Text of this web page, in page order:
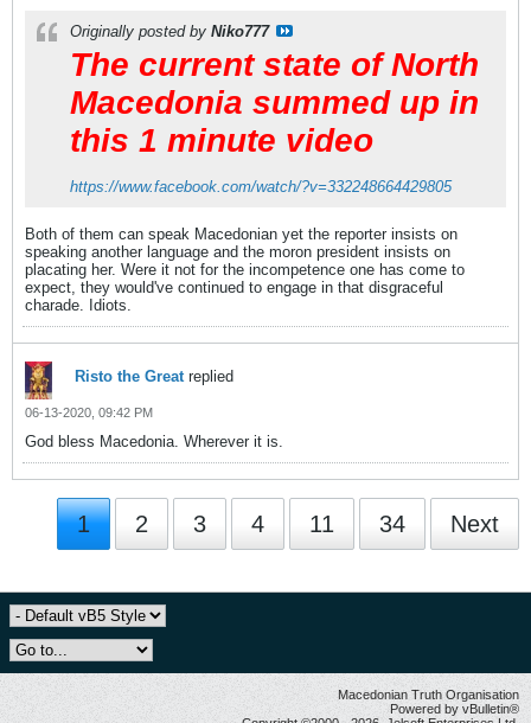
Originally posted by Niko777
The current state of North
Macedonia summed up in
this 1 minute video
https://www.facebook.com/watch/?v=332248664429805
Both of them can speak Macedonian yet the reporter insists on
speaking another language and the moron president insists on
placating her. Were it not for the incompetence one has come to
expect, they would've continued to engage in that disgraceful
charade. Idiots.
Risto the Greatreplied
06-13-2020, 09:42 PM
God bless Macedonia. Wherever it is.
1 2 3 4 11 34 Next
Macedonian Truth Organisation
Powered by vBulletin®